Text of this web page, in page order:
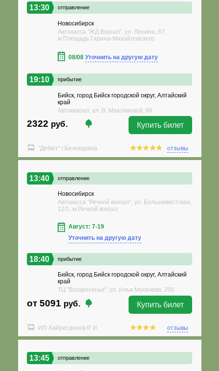
13:30 отправление
Новосибирск
Автокасса “ЖД Вокзал”, ул. Ленина, 67,
м.Площадь Гарина-Михайловского
08/08 Уточнить на другую дату
19:10 прибытие
Бийск, город Бийск городской округ, Алтайский
край
Автовокзал, ул. В. Максимовой, 86
2322 руб. Купить билет
"Дебют" г.Белокуриха отзывы
13:40 отправление
Новосибирск
Автокасса “Речной вокзал”, ул. Большевистская,
12/1, м.Речной вокзал
Август: 7-19
Уточнить на другую дату
18:40 прибытие
Бийск, город Бийск городской округ, Алтайский
край
ТЦ "Воскресенье", ул. Ильи Мухачева, 200
от 5091 руб. Купить билет
ИП Хайретдинов Р. И. отзывы
13:45 отправление